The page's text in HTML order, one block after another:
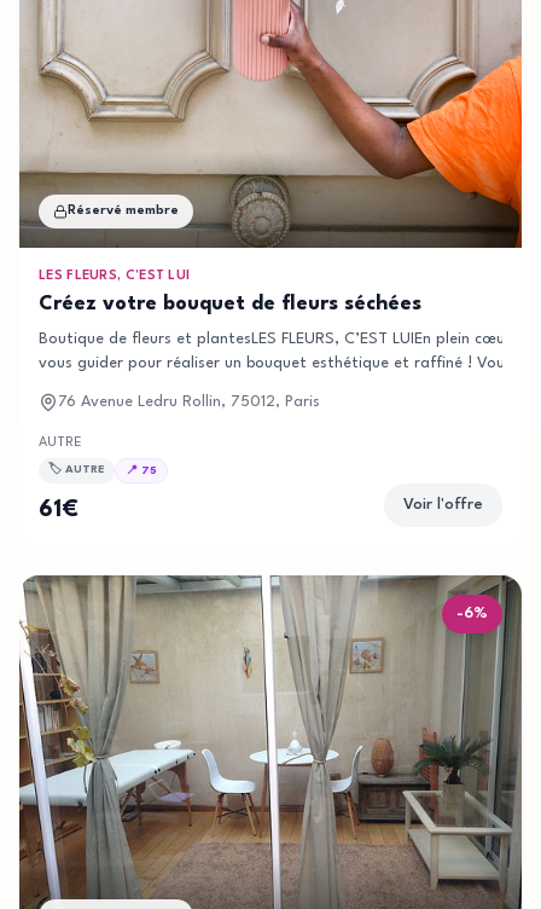
Réservé membre
LES FLEURS, C’EST LUI
Créez votre bouquet de fleurs séchées
Boutique de fleurs et plantesLES FLEURS, C’EST LUIEn plein
vous guider pour réaliser un bouquet esthétique et raffiné ! Vous
76 Avenue Ledru Rollin, 75012, Paris
AUTRE
🏷️ AUTRE 📍 75
61 € Voir l'offre
-6%